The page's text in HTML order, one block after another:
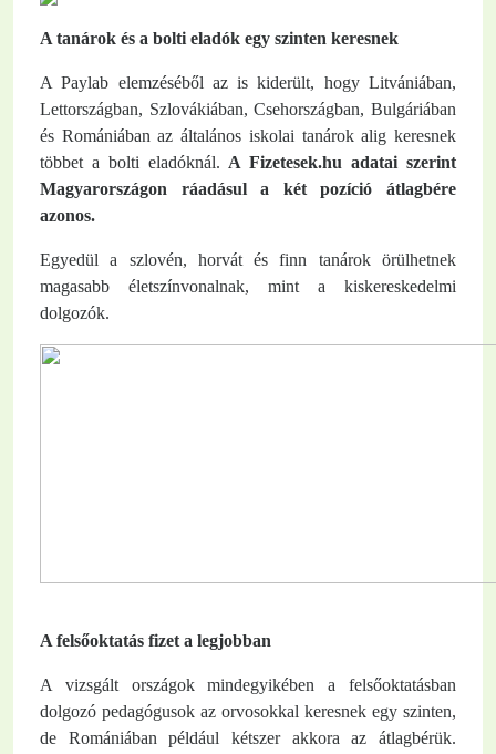
A tanárok és a bolti eladók egy szinten keresnek
A Paylab elemzéséből az is kiderült, hogy Litvániában,
Lettországban, Szlovákiában, Csehországban, Bulgáriában
és Romániában az általános iskolai tanárok alig keresnek
többet a bolti eladóknál. A Fizetesek.hu adatai szerint
Magyarországon ráadásul a két pozíció átlagbére
azonos.
Egyedül a szlovén, horvát és finn tanárok örülhetnek
magasabb életszínvonalnak, mint a kiskereskedelmi
dolgozók.
A felsőoktatás fizet a legjobban
A vizsgált országok mindegyikében a felsőoktatásban
dolgozó pedagógusok az orvosokkal keresnek egy szinten,
de Romániában például kétszer akkora az átlagbérük.